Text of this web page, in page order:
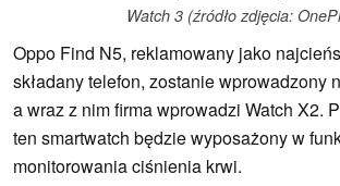
Watch 3 (źródło zdjęcia:
Oppo Find N5, reklamowany jako
składany telefon, zostanie wprowadzony
a wraz z nim firma wprowadzi Watch X2.
ten smartwatch będzie wyposażony w
monitorowania ciśnienia krwi.